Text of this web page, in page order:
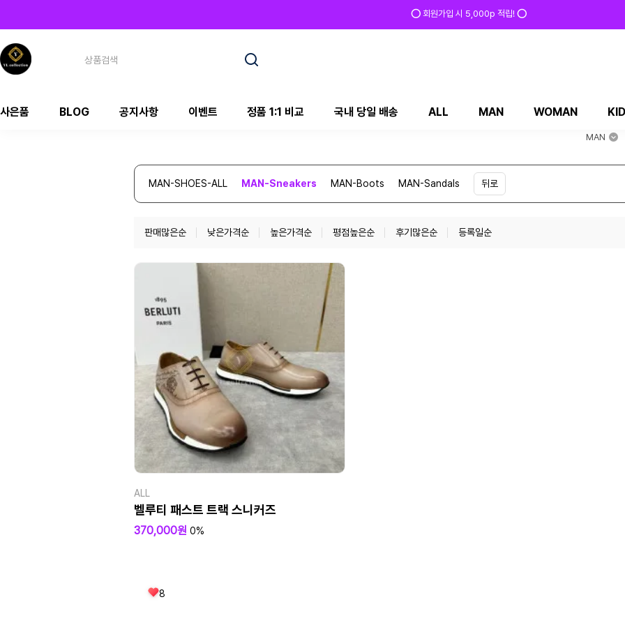
⭕ 회원가입 시 5,000p 적립! ⭕
사은품 BLOG 공지사항 이벤트 정품 1:1 비교 국내 당일 배송 ALL MAN WOMAN
MAN
MAN-SHOES-ALL MAN-Sneakers MAN-Boots MAN-Sandals 뒤로
판매많은순 낮은가격순 높은가격순 평점높은순 후기많은순 등록일순
ALL
벨루티 패스트 트랙 스니커즈
370,000원 0%
8